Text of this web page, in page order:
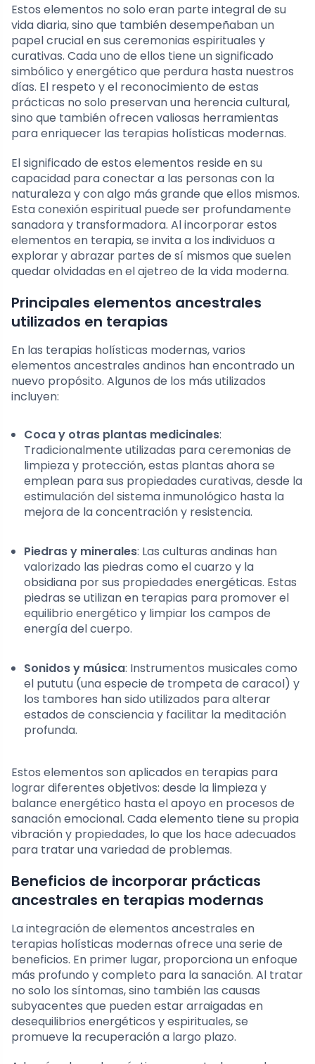
Estos elementos no solo eran parte integral de su
vida diaria, sino que también desempeñaban un
papel crucial en sus ceremonias espirituales y
curativas. Cada uno de ellos tiene un significado
simbólico y energético que perdura hasta nuestros
días. El respeto y el reconocimiento de estas
prácticas no solo preservan una herencia cultural,
sino que también ofrecen valiosas herramientas
para enriquecer las terapias holísticas modernas.
El significado de estos elementos reside en su
capacidad para conectar a las personas con la
naturaleza y con algo más grande que ellos mismos.
Esta conexión espiritual puede ser profundamente
sanadora y transformadora. Al incorporar estos
elementos en terapia, se invita a los individuos a
explorar y abrazar partes de sí mismos que suelen
quedar olvidadas en el ajetreo de la vida moderna.
Principales elementos ancestrales
utilizados en terapias
En las terapias holísticas modernas, varios
elementos ancestrales andinos han encontrado un
nuevo propósito. Algunos de los más utilizados
incluyen:
Coca y otras plantas medicinales:
Tradicionalmente utilizadas para ceremonias de
limpieza y protección, estas plantas ahora se
emplean para sus propiedades curativas, desde la
estimulación del sistema inmunológico hasta la
mejora de la concentración y resistencia.
Piedras y minerales: Las culturas andinas han
valorizado las piedras como el cuarzo y la
obsidiana por sus propiedades energéticas. Estas
piedras se utilizan en terapias para promover el
equilibrio energético y limpiar los campos de
energía del cuerpo.
Sonidos y música: Instrumentos musicales como
el pututu (una especie de trompeta de caracol) y
los tambores han sido utilizados para alterar
estados de consciencia y facilitar la meditación
profunda.
Estos elementos son aplicados en terapias para
lograr diferentes objetivos: desde la limpieza y
balance energético hasta el apoyo en procesos de
sanación emocional. Cada elemento tiene su propia
vibración y propiedades, lo que los hace adecuados
para tratar una variedad de problemas.
Beneficios de incorporar prácticas
ancestrales en terapias modernas
La integración de elementos ancestrales en
terapias holísticas modernas ofrece una serie de
beneficios. En primer lugar, proporciona un enfoque
más profundo y completo para la sanación. Al tratar
no solo los síntomas, sino también las causas
subyacentes que pueden estar arraigadas en
desequilibrios energéticos y espirituales, se
promueve la recuperación a largo plazo.